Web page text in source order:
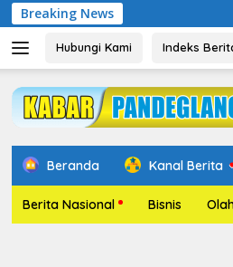
Breaking News
Hubungi Kami Indeks
Beranda Kanal Berita
Berita Nasional Bisnis